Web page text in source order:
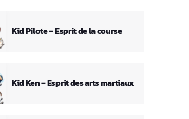
Kid Pilote – Esprit de la course
Kid Ken – Esprit des arts martiaux